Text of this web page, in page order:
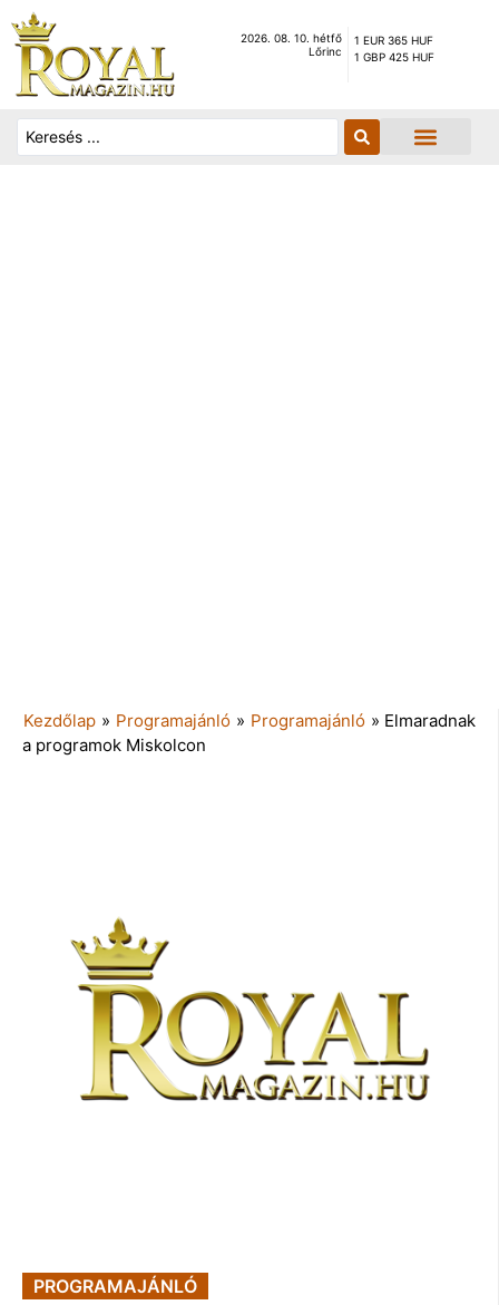
2026. 08. 10. hétfő
Lőrinc
1 EUR 365 HUF
1 GBP 425 HUF
Kezdőlap » Programajánló » Programajánló » Elmaradnak
a programok Miskolcon
PROGRAMAJÁNLÓ